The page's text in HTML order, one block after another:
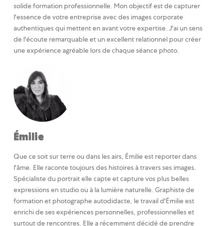
solide formation professionnelle. Mon objectif est de capturer
l'essence de votre entreprise avec des images corporate
authentiques qui mettent en avant votre expertise. J'ai un sens
de l'écoute remarquable et un excellent relationnel pour créer
une expérience agréable lors de chaque séance photo.
Émilie
Que ce soit sur terre ou dans les airs, Émilie est reporter dans
l'âme. Elle raconte toujours des histoires à travers ses images.
Spécialiste du portrait elle capte et capture vos plus belles
expressions en studio ou à la lumière naturelle. Graphiste de
formation et photographe autodidacte, le travail d'Émilie est
enrichi de ses expériences personnelles, professionnelles et
surtout de rencontres. Elle a récemment décidé de prendre